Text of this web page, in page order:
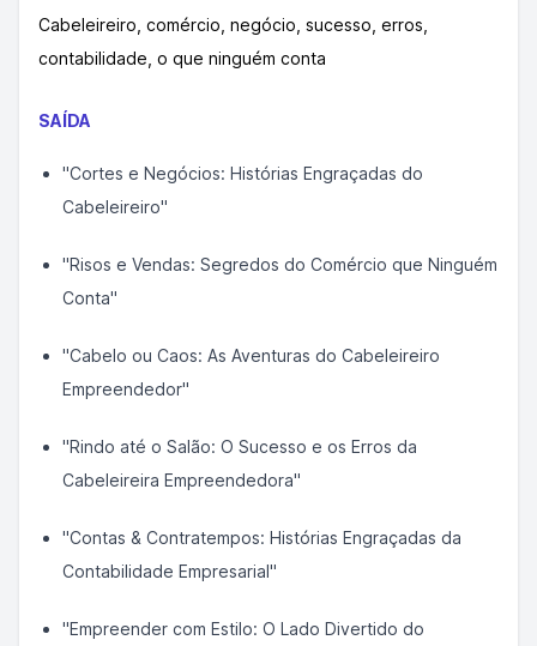
Cabeleireiro, comércio, negócio, sucesso, erros,
contabilidade, o que ninguém conta
SAÍDA
"Cortes e Negócios: Histórias Engraçadas do
Cabeleireiro"
"Risos e Vendas: Segredos do Comércio que Ninguém
Conta"
"Cabelo ou Caos: As Aventuras do Cabeleireiro
Empreendedor"
"Rindo até o Salão: O Sucesso e os Erros da
Cabeleireira Empreendedora"
"Contas & Contratempos: Histórias Engraçadas da
Contabilidade Empresarial"
"Empreender com Estilo: O Lado Divertido do